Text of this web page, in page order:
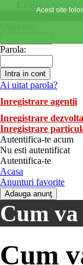
Craiova
Autentificare
Parola:
Ai uitat parola?
Inregistrare agentii
Inregistrare
Inregistrare
Autentifica-te acum
Nu esti autentificat
Autentifica-te
Acasa
Anunturi favorite
Cum
Cum
Acest site